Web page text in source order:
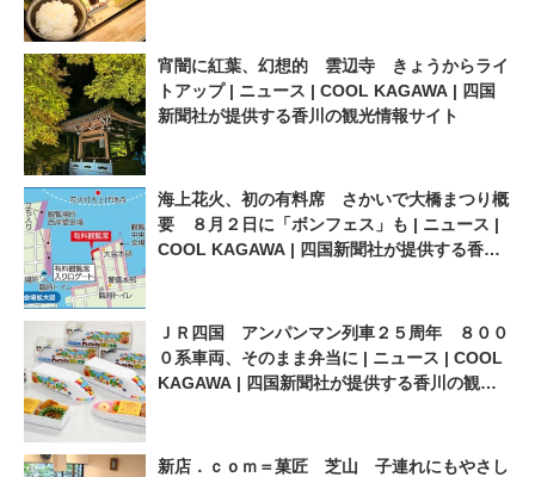
宵闇に紅葉、幻想的 雲辺寺 きょうからライ
トアップ | ニュース | COOL KAGAWA | 四国
新聞社が提供する香川の観光情報サイト
海上花火、初の有料席 さかいで大橋まつり概
要 ８月２日に「ボンフェス」も | ニュース |
COOL KAGAWA | 四国新聞社が提供する香川
ＪＲ四国 アンパンマン列車２５周年 ８００
０系車両、そのまま弁当に | ニュース | COOL
KAGAWA | 四国新聞社が提供する香川の観光
新店．ｃｏｍ＝菓匠 芝山 子連れにもやさし